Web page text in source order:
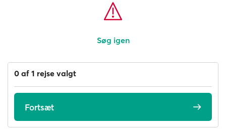
Søg igen
0 af 1 rejse valgt
Fortsæt